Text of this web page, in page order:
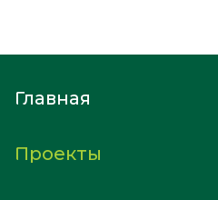
Главная
Проекты